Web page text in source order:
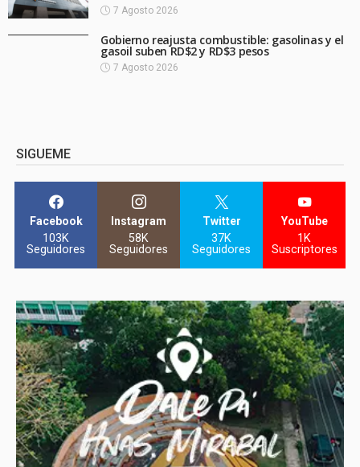
7 Agosto 2026
Gobierno reajusta combustible: gasolinas y el
gasoil suben RD$2 y RD$3 pesos
7 Agosto 2026
SIGUEME
Facebook
103K
Seguidores
Instagram
58K
Seguidores
Twitter
37K
Seguidores
YouTube
1K
Suscriptores